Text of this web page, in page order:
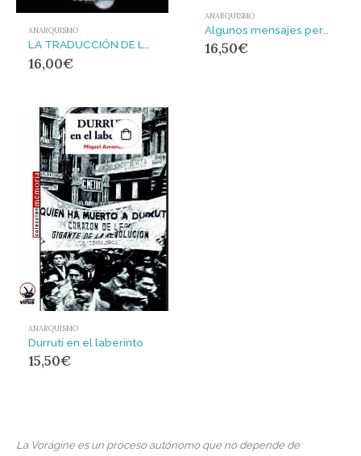
ANARQUISMO
16,00€
ANARQUISMO
16,50€
ANARQUISMO
Durruti en el laberinto
15,50€
La Vorágine es un proceso autónomo que no depende de